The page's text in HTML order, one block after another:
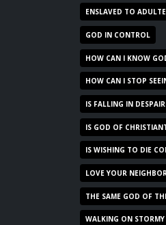
ENSLAVED TO
GOD IN CONTROL
HOW CAN I KNOW
HOW CAN I STOP
IS FALLING IN
IS GOD OF
IS WISHING TO DIE
LOVE YOUR
THE SAME GOD OF
WALKING ON STORMY